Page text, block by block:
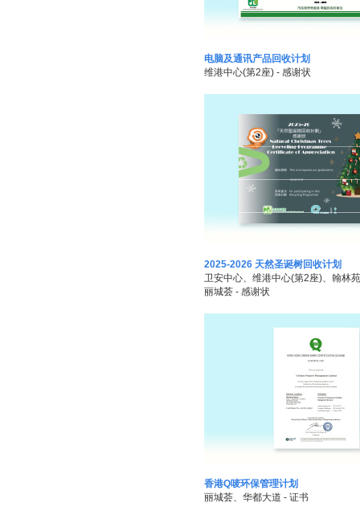
电脑及通讯产品回收计划
维港中心(第2座) - 感谢状
2025-2026 天然圣诞树回收计划
卫安中心、维港中心(第2座)、翰林
丽城荟 - 感谢状
香港Q唛环保管理计划
丽城荟、华都大道 - 证书